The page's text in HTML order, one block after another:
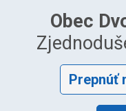
Obec
Prepnúť